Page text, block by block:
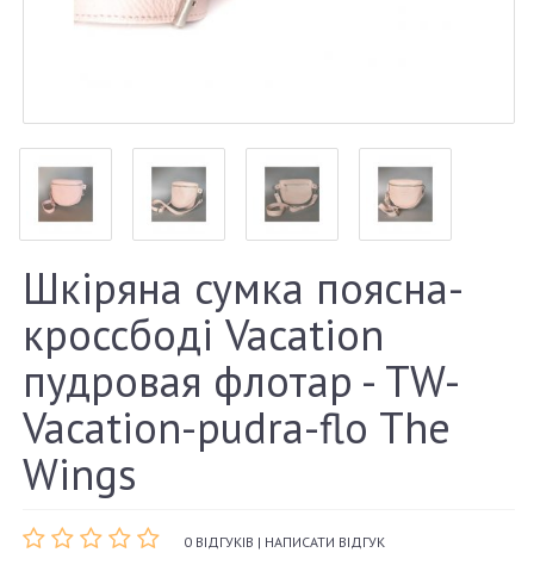
Шкіряна сумка поясна-
кроссбоді Vacation
пудровая флотар - TW-
Vacation-pudra-flo The
Wings
0 ВІДГУКІВ | НАПИСАТИ ВІДГУК